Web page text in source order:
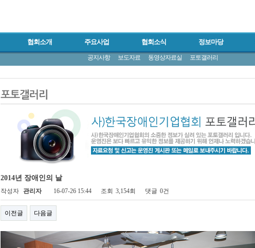
협회소개 주요사업 협회소식 정보마당
공지사항 보도자료 동영상자료실 포토갤러리
2014년 장애인의 날
작성자 관리자 16-07-26 15:44 조회 3,154회 댓글 0건
이전글 다음글